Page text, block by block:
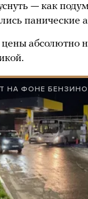
— как
панические
абсолютно
НА ФОНЕ